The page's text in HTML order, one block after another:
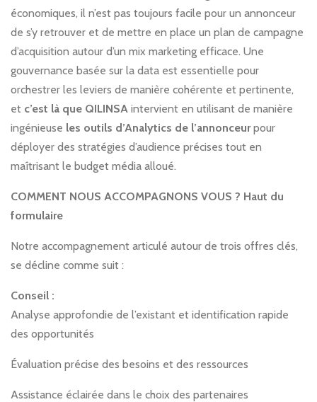
économiques, il n’est pas toujours facile pour un annonceur
de s’y retrouver et de mettre en place un plan de campagne
d’acquisition autour d’un mix marketing efficace. Une
gouvernance basée sur la data est essentielle pour
orchestrer les leviers de manière cohérente et pertinente,
et c’est là que QILINSA intervient en utilisant de manière
ingénieuse les outils d’Analytics de l’annonceurpour
déployer des stratégies d’audience précises tout en
maîtrisant le budget média alloué.
COMMENT NOUS ACCOMPAGNONS VOUS ? Haut du
formulaire
Notre accompagnement articulé autour de trois offres clés,
se décline comme suit :
Conseil :
Analyse approfondie de l’existant et identification rapide
des opportunités
Évaluation précise des besoins et des ressources
Assistance éclairée dans le choix des partenaires